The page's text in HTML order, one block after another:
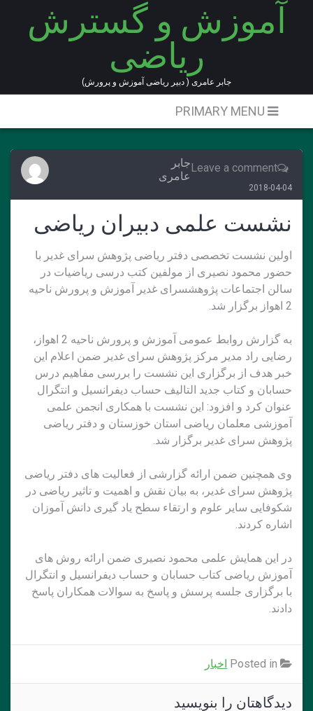
آموزش و گسترش
ریاضی
جابر عامری ( دبیر ریاضی آموزش و پرورش)
Leave a commentجابر
عامری
2018-04-04
نشست علمی دبیران ریاضی
اولین نشست تخصصی دفتر ریاضی پژوهش سرای غدیر با
حضور محمود نصیری از مولفین کتب درسی ریاضیات در
سالن اجتماعات پژوهشسرای غدیر آموزش و پرورش ناحیه
2 اهواز برگزار شد.
به گزارش روابط عمومی آموزش و پرورش ناحیه 2 اهواز،
رضایی راد مدیر مرکز پژوهش سرای غدیر ضمن اعلام این
خبر هدف از برگزاری این نشست را بررسی مفاهیم درس
حسابان و کتاب جدید التالیف حساب دیفرانسیل و انتگرال
عنوان کرد و افزود: این نشست با همکاری انجمن علمی
آموزشی معلمان ریاضی استان خوزستان و دفتر ریاضی
پژوهش سرای غدیر برگزار شد.
وی همچنین ضمن ارائه گزارشی از فعالیت های دفتر ریاضی
پژوهش سرای غدیر، به بیان نقش و اهمیت و تاثیر ریاضی در
شکوفایی سایر علوم و ارتقاء سطح یاد گیری دانش آموزان
اشاره کردند.
در این همایش علمی محمود نصیری ضمن ارائه روش های
آموزش ریاضی کتاب حسابان و حساب دیفرانسیل و انتگرال
با برگزاری جلسه پرسش و پاسخ به سوالات همکاران پاسخ
دادند.
اخبار
دیدگاهتان را بنویسید